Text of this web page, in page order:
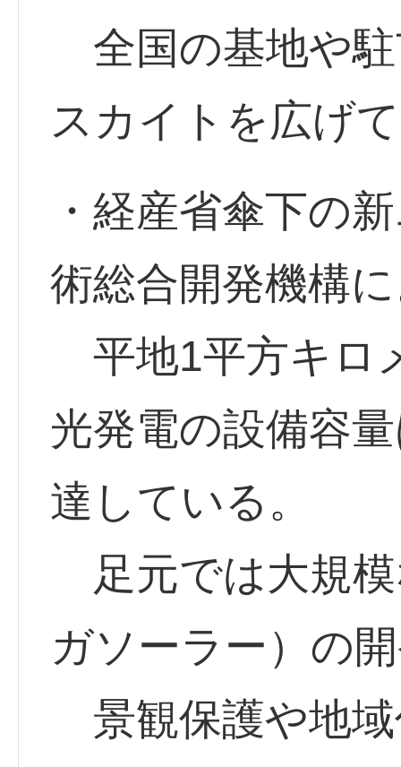
全国の基地や
スカイトを広げ
・経産省傘下の
術総合開発機構
平地1平方キロ
光発電の設備容
達している。
足元では大規模
ガソーラー）の
景観保護や地域